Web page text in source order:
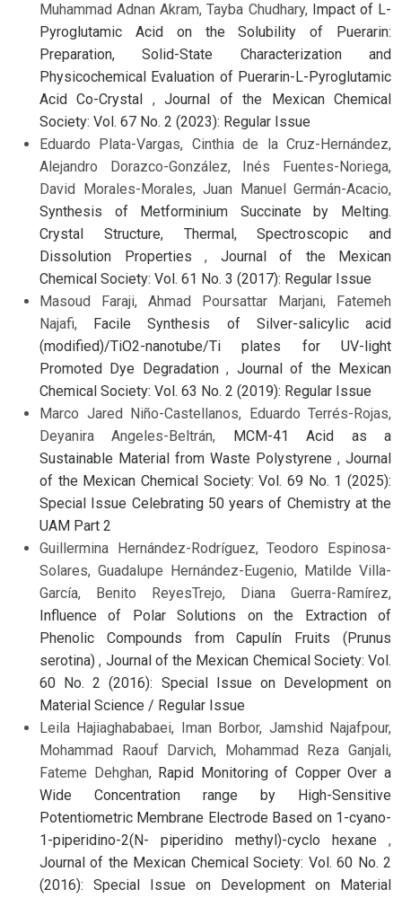
Muhammad Adnan Akram, Tayba Chudhary, Impact of L-
Pyroglutamic Acid on the Solubility of Puerarin:
Preparation, Solid-State Characterization and
Physicochemical Evaluation of Puerarin-L-Pyroglutamic
Acid Co-Crystal ,Journal of the Mexican Chemical
Society: Vol. 67 No. 2 (2023): Regular Issue
Eduardo Plata-Vargas, Cinthia de la Cruz-Hernández,
Alejandro Dorazco-González, Inés Fuentes-Noriega,
David Morales-Morales, Juan Manuel Germán-Acacio,
Synthesis of Metforminium Succinate by Melting.
Crystal Structure, Thermal, Spectroscopic and
Dissolution Properties , Journal of the Mexican
Chemical Society: Vol. 61 No. 3 (2017): Regular Issue
Masoud Faraji, Ahmad Poursattar Marjani, Fatemeh
Najafi,
Facile Synthesis of Silver-salicylic acid
(modified)/TiO2-nanotube/Ti plates for UV-light
Promoted Dye Degradation, Journal of the Mexican
Chemical Society: Vol. 63 No. 2 (2019): Regular Issue
Marco Jared Niño-Castellanos, Eduardo Terrés-Rojas,
Deyanira Angeles-Beltrán,
MCM-41 Acid as a
Sustainable Material from Waste Polystyrene , Journal
of the Mexican Chemical Society: Vol. 69 No. 1 (2025):
Special Issue Celebrating 50 years of Chemistry at the
UAM Part 2
Guillermina Hernández-Rodríguez, Teodoro Espinosa-
Solares, Guadalupe Hernández-Eugenio, Matilde Villa-
García, Benito ReyesTrejo, Diana Guerra-Ramírez,
Influence of Polar Solutions on the Extraction of
Phenolic Compounds from Capulín Fruits (Prunus
serotina), Journal of the Mexican Chemical Society: Vol.
60 No. 2 (2016): Special Issue on Development on
Material Science / Regular Issue
Leila Hajiaghababaei, Iman Borbor, Jamshid Najafpour,
Mohammad Raouf Darvich, Mohammad Reza Ganjali,
Fateme Dehghan, Rapid Monitoring of Copper Over a
Wide Concentration range by High-Sensitive
Potentiometric Membrane Electrode Based on 1-cyano-
1-piperidino-2(N- piperidino methyl)-cyclo hexane ,
Journal of the Mexican Chemical Society: Vol. 60 No. 2
(2016): Special Issue on Development on Material